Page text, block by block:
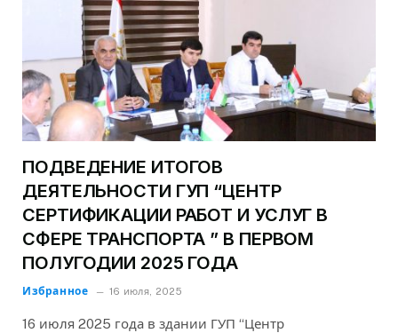
ПОДВЕДЕНИЕ ИТОГОВ
ДЕЯТЕЛЬНОСТИ ГУП “ЦЕНТР
СЕРТИФИКАЦИИ РАБОТ И УСЛУГ В
СФЕРЕ ТРАНСПОРТА ” В ПЕРВОМ
ПОЛУГОДИИ 2025 ГОДА
Избранное 16 июля, 2025
16 июля 2025 года в здании ГУП “Центр